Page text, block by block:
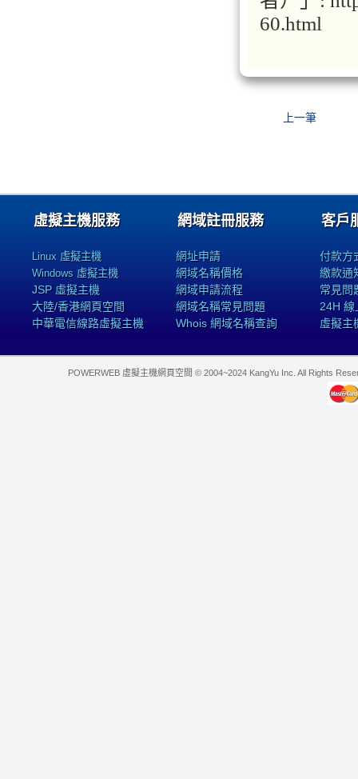
60.html
上一筆
虛擬主機服務
Linux 虛擬主機
Windows 虛擬主機
JSP 虛擬主機
大陸/香港網頁空間
中華電信線路虛擬主機
網域註冊服務
網址申請
網域名稱價格
網域申請流程
網域名稱常見問題
Whois 網域名稱查詢
客戶
付款方
繳款通
常見問
24H 線
虛擬主
POWERWEB 虛擬主機網頁空間 © 2004~2024 KangYu Inc. All Rights